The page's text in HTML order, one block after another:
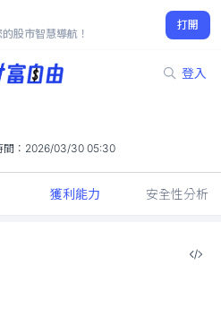
股市智慧導航！
打開
登入
-8.40%
： 2026/03/30 05:30
獲利能力 安全性分析